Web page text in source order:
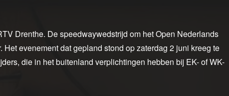
Drenthe. De speedwaywedstrijd om het Open Nederlands
evenement dat gepland stond op zaterdag 2 juni kreeg te
die in het buitenland verplichtingen hebben bij EK- of WK-